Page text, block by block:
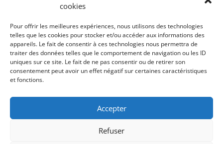
cookies
Pour offrir les meilleures expériences, nous utilisons des technologies
telles que les cookies pour stocker et/ou accéder aux informations des
appareils. Le fait de consentir à ces technologies nous permettra de
traiter des données telles que le comportement de navigation ou les ID
uniques sur ce site. Le fait de ne pas consentir ou de retirer son
consentement peut avoir un effet négatif sur certaines caractéristiques
et fonctions.
Accepter
Refuser
Mode / Beauté / Bien-être
Santé
Société
Sports
Technologie / Internet